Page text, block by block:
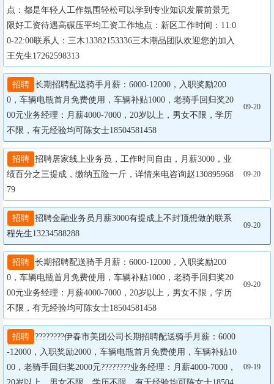
点：都是年轻人工作氛围轻松可以学到专业知识发展前景无
限好工资待遇高碾压平均工资工作地点：新区工作时间：11:0
0-22:00联系人：三木13382153336三木潮品团队欢迎您的加入
王先生17262598313
招聘 长期招聘配送骑手月薪：6000-12000，入职奖励200
0，车辆电瓶首月免费使用，车辆补贴1000，老骑手回归奖20
00元业务经理：月薪4000-7000，20岁以上，男女不限，学历
不限，有无经验均可陈女士18504581458
09-20
招聘 招聘居家线上业务员，工作时间自由，月薪3000，业
绩百分之三提成，缴纳五险一斤，详情来电咨询赵130895968
79
09-20
招聘 招聘金融业务员月薪3000有提成上不封顶想做的联系
程先生13234588288
09-20
招聘 长期招聘配送骑手月薪：6000-12000，入职奖励200
0，车辆电瓶首月免费使用，车辆补贴1000，老骑手回归奖20
00元业务经理：月薪4000-7000，20岁以上，男女不限，学历
不限，有无经验均可陈女士18504581458
09-20
招聘 ????????伊春市美团公司长期招聘配送骑手月薪：6000
-12000，入职奖励2000，车辆电瓶首月免费使用，车辆补贴10
00，老骑手回归奖2000元????????业务经理：月薪4000-7000，
09-19